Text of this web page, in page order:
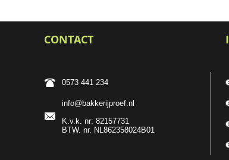
CONTACT
0573 441 234
info@bakkerijproef.nl
K.v.k. nr: 82157731
BTW. nr. NL862358024B01